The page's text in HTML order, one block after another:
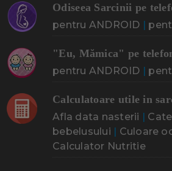
Odiseea Sarcinii pe
pentru ANDROID |
"Eu, Mămica" pe
pentru ANDROID |
Calculatoare utile in
Afla data nasterii |
bebelusului | Culoare
Calculator Nutritie